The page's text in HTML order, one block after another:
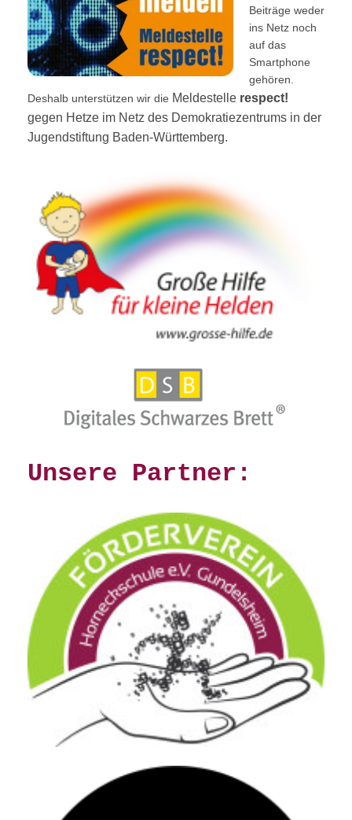
Beiträge weder
ins Netz noch
auf das
Smartphone
gehören.
Deshalb unterstützen wir die Meldestelle respect!
gegen Hetze im Netz des Demokratiezentrums in der
Jugendstiftung Baden-Württemberg.
Unsere Partner: